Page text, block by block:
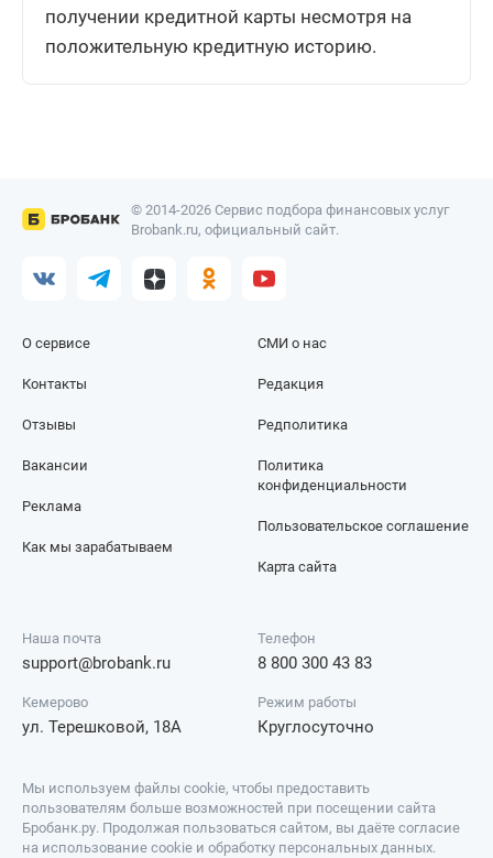
получении кредитной карты несмотря на
положительную кредитную историю.
© 2014-2026 Сервис подбора финансовых услуг
Brobank.ru, официальный сайт.
О сервисе
Контакты
Отзывы
СМИ о нас
Редакция
Редполитика
Вакансии
Реклама
Как мы зарабатываем
Политика
конфиденциальности
Пользовательское соглашение
Карта сайта
Наша почта
support@brobank.ru
Телефон
8 800 300 43 83
Кемерово
ул. Терешковой, 18А
Режим работы
Круглосуточно
Мы используем файлы cookie, чтобы предоставить
пользователям больше возможностей при посещении сайта
Бробанк.ру. Продолжая пользоваться сайтом, вы даёте согласие
на использование cookie и обработку персональных данных.